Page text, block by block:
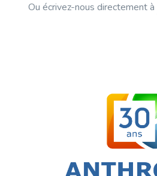
Ou écrivez-nous directement à